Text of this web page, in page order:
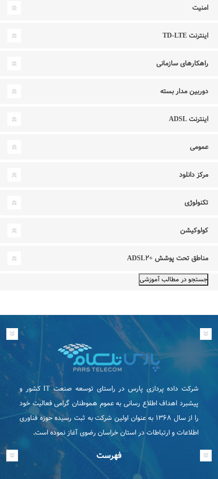
امنیت
اینترنت TD-LTE
راهکارهای سازمانی
دوربین مدار بسته
اینترنت ADSL
عمومی
مرکز دانلود
تکنولوژی
کولوکیشن
مناطق تحت پوشش +ADSL۲
شرکت داده پردازی پارس در راستای توسعه صنعت IT كشور و
پیشبرد اهداف اطلاع رسانی به عموم هموطنان گرامی فعاليت خود
را از سال ۱۳۶۸ به عنوان اولین شرکت به ثبت رسیده حوزه فناوری
اطلاعات و ارتباطات در استان خراسان رضوی آغاز نموده است.
فهرست